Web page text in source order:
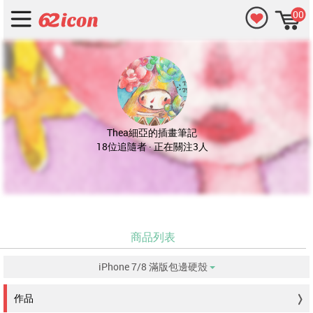
00
Thea細亞的插畫筆記
18位追隨者 · 正在關注3人
商品列表
iPhone 7/8 滿版包邊硬殼
作品